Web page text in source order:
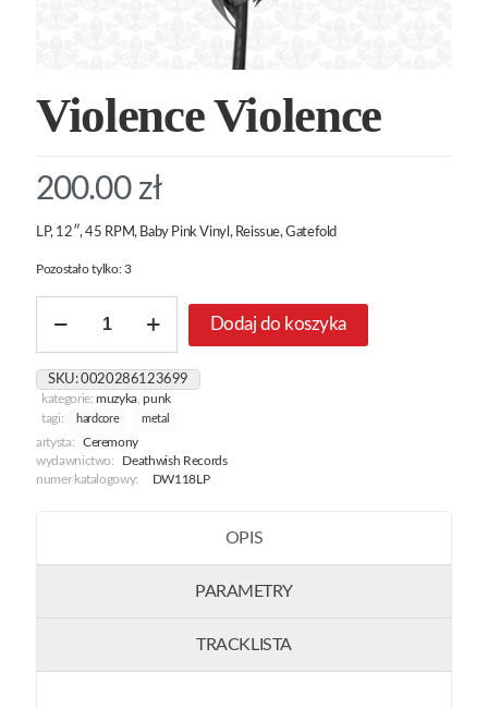
Violence Violence
200.00 zł
LP, 12″, 45 RPM, Baby Pink Vinyl, Reissue, Gatefold
Pozostało tylko: 3
Violence
Dodaj do koszyka
SKU:0020286123699
kategorie:muzyka,punk
tagi:
hardcore metal
artysta:
Ceremony
wydawnictwo:
Deathwish Records
numer katalogowy:
DW118LP
OPIS
PARAMETRY
TRACKLISTA